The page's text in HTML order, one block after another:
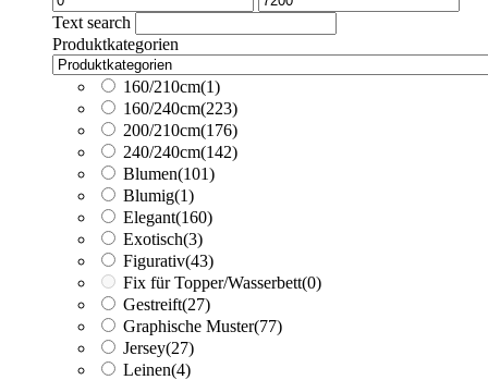
Text search
Produktkategorien
160/210cm(1)
160/240cm(223)
200/210cm(176)
240/240cm(142)
Blumen(101)
Blumig(1)
Elegant(160)
Exotisch(3)
Figurativ(43)
Fix für Topper/Wasserbett(0)
Gestreift(27)
Graphische Muster(77)
Jersey(27)
Leinen(4)